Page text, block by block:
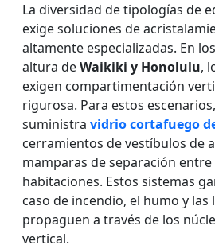
La diversidad de tipologías de
exige soluciones de
altamente especializadas. En
altura deWaikiki y Honolulu,
exigen compartimentación
rigurosa. Para estos
suministra vidrio cortafuego
cerramientos de vestíbulos de
mamparas de separación entre
habitaciones. Estos sistemas
caso de incendio, el humo y las
propaguen a través de los
vertical.